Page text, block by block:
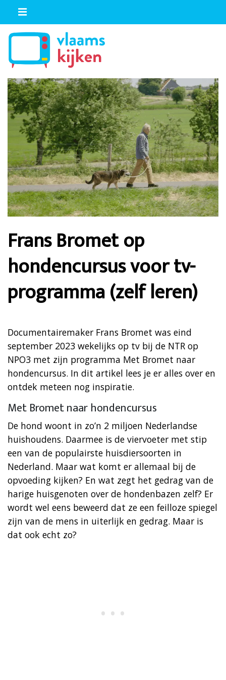
Frans Bromet op
hondencursus voor tv-
programma (zelf leren)
Documentairemaker Frans Bromet was eind
september 2023 wekelijks op tv bij de NTR op
NPO3 met zijn programma Met Bromet naar
hondencursus. In dit artikel lees je er alles over en
ontdek meteen nog inspiratie.
Met Bromet naar hondencursus
De hond woont in zo’n 2 miljoen Nederlandse
huishoudens. Daarmee is de viervoeter met stip
een van de populairste huisdiersoorten in
Nederland. Maar wat komt er allemaal bij de
opvoeding kijken? En wat zegt het gedrag van de
harige huisgenoten over de hondenbazen zelf? Er
wordt wel eens beweerd dat ze een feilloze spiegel
zijn van de mens in uiterlijk en gedrag. Maar is
dat ook echt zo?